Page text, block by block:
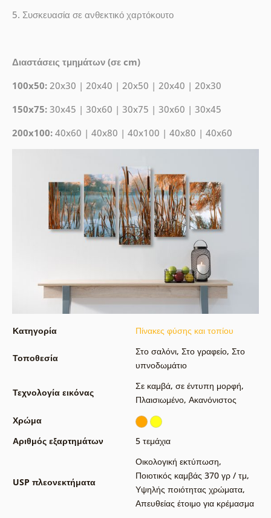
5. Συσκευασία σε ανθεκτικό χαρτόκουτο
Διαστάσεις τμημάτων (σε cm)
100x50:20x30 | 20x40 | 20x50 | 20x40 | 20x30
150x75:30x45 | 30x60 | 30x75 | 30x60 | 30x45
200x100:40x60 | 40x80 | 40x100 | 40x80 | 40x60
Κατηγορία Πίνακες φύσης και τοπίου
Τοποθεσία
Στο σαλόνι, Στο γραφείο, Στο
υπνοδωμάτιο
Τεχνολογία εικόνας
Σε καμβά, σε έντυπη μορφή,
Πλαισιωμένο, Ακανόνιστος
Χρώμα
Αριθμός εξαρτημάτων
5 τεμάχια
USP πλεονεκτήματα
Οικολογική εκτύπωση,
Ποιοτικός καμβάς 370 γρ / τμ,
Υψηλής ποιότητας χρώματα,
Απευθείας έτοιμο για κρέμασμα